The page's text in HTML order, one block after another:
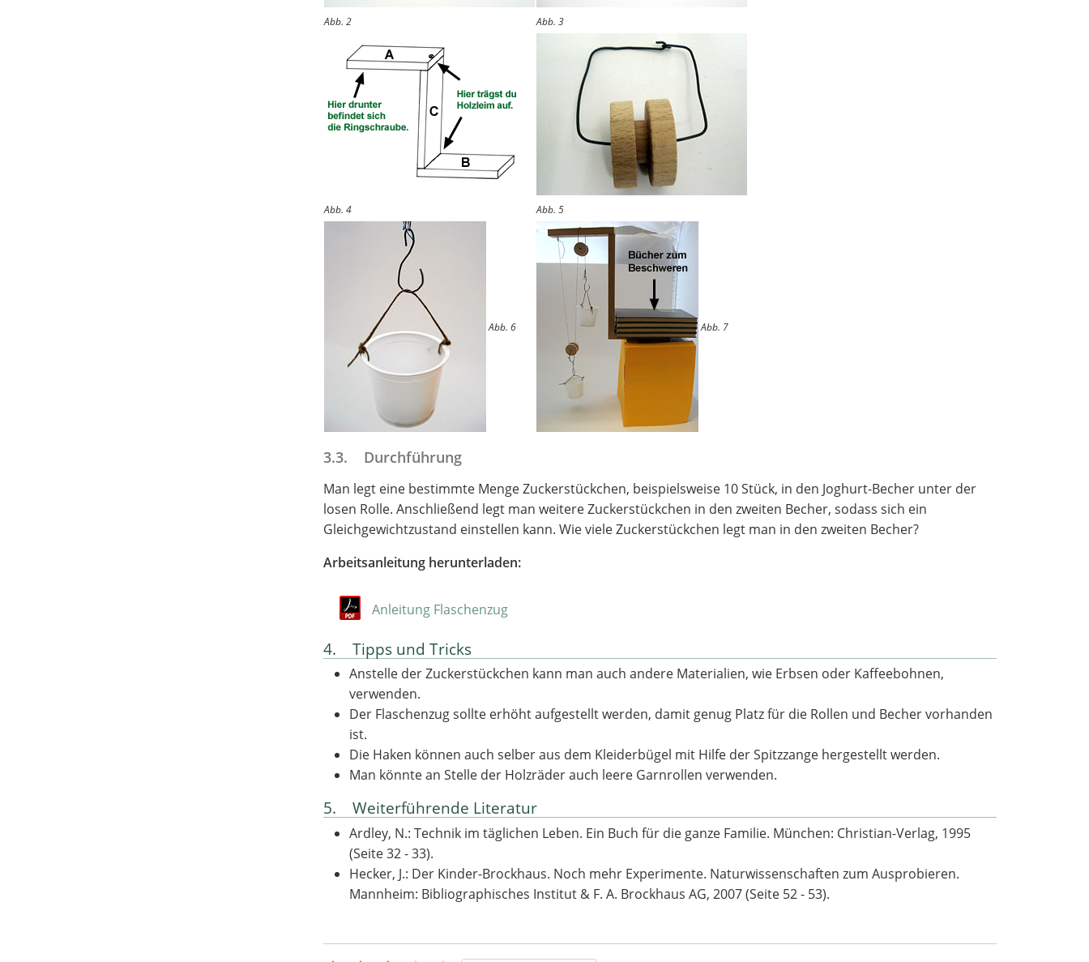
Abb. 2 Abb. 3
Abb. 4 Abb. 5
Abb. 6 Abb. 7
3.3. Durchführung
Man legt eine bestimmte Menge Zuckerstückchen, beispielsweise 10 Stück, in den Joghurt-Becher unter der
losen Rolle. Anschließend legt man weitere Zuckerstückchen in den zweiten Becher, sodass sich ein
Gleichgewichtzustand einstellen kann. Wie viele Zuckerstückchen legt man in den zweiten Becher?
Arbeitsanleitung herunterladen:
Anleitung Flaschenzug
4. Tipps und Tricks
Anstelle der Zuckerstückchen kann man auch andere Materialien, wie Erbsen oder Kaffeebohnen,
verwenden.
Der Flaschenzug sollte erhöht aufgestellt werden, damit genug Platz für die Rollen und Becher vorhanden
ist.
Die Haken können auch selber aus dem Kleiderbügel mit Hilfe der Spitzzange hergestellt werden.
Man könnte an Stelle der Holzräder auch leere Garnrollen verwenden.
5. Weiterführende Literatur
Ardley, N.: Technik im täglichen Leben. Ein Buch für die ganze Familie. München: Christian-Verlag, 1995
(Seite 32 - 33).
Hecker, J.: Der Kinder-Brockhaus. Noch mehr Experimente. Naturwissenschaften zum Ausprobieren.
Mannheim: Bibliographisches Institut & F. A. Brockhaus AG, 2007 (Seite 52 - 53).